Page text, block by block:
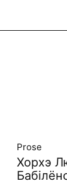
Prose
Хорхэ